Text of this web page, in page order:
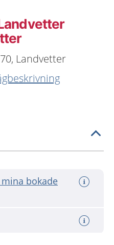
Landvetter
bokade